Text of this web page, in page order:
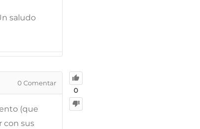
saludo
0
0 Comentar
(que
con sus